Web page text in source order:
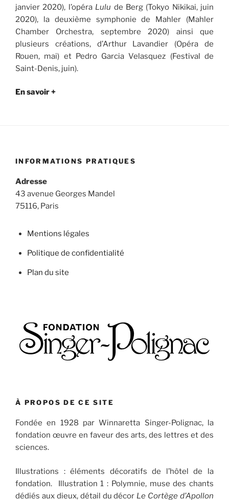
janvier 2020), l’opéra Lulu de Berg (Tokyo Nikikai, juin
2020), la deuxième symphonie de Mahler (Mahler
Chamber Orchestra, septembre 2020) ainsi que
plusieurs créations, d’Arthur Lavandier (Opéra de
Rouen, mai) et Pedro Garcia Velasquez (Festival de
Saint-Denis, juin).
En savoir +
INFORMATIONS PRATIQUES
Adresse
43 avenue Georges Mandel
75116, Paris
Mentions légales
Politique de confidentialité
Plan du site
À PROPOS DE CE SITE
Fondée en 1928 par Winnaretta Singer-Polignac, la
fondation œuvre en faveur des arts, des lettres et des
sciences.
Illustrations : éléments décoratifs de l’hôtel de la
fondation. Illustration 1 : Polymnie, muse des chants
dédiés aux dieux, détail du décor Le Cortège d’Apollon